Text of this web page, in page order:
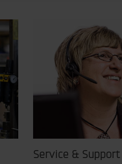
Service & Support